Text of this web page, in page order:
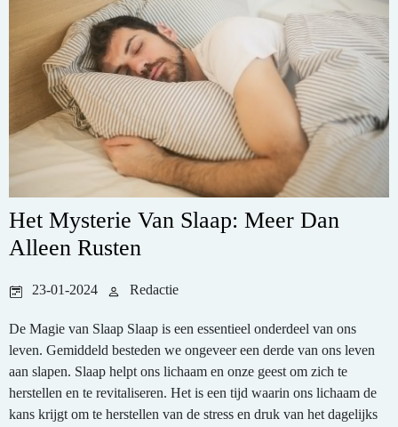
Het Mysterie Van Slaap: Meer Dan
Alleen Rusten
23-01-2024 Redactie
De Magie van Slaap Slaap is een essentieel onderdeel van ons
leven. Gemiddeld besteden we ongeveer een derde van ons leven
aan slapen. Slaap helpt ons lichaam en onze geest om zich te
herstellen en te revitaliseren. Het is een tijd waarin ons lichaam de
kans krijgt om te herstellen van de stress en druk van het dagelijks